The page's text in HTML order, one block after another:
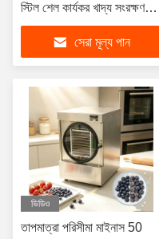
স্টিল শেল কার্যকর খাদ্য সংরক্ষণ
এবং বর্ধিত বালুচর জীবন প্রদান করে
সেরা মূল্য পান
ভিডিও
তাপমাত্রা পরিসীমা মাইনাস 50